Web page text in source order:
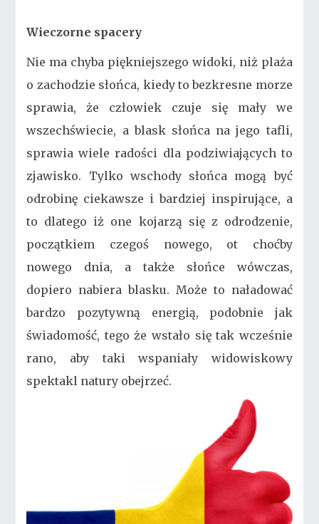
Wieczorne spacery
Nie ma chyba piękniejszego widoki, niż plaża
o zachodzie słońca, kiedy to bezkresne morze
sprawia, że człowiek czuje się mały we
wszechświecie, a blask słońca na jego tafli,
sprawia wiele radości dla podziwiających to
zjawisko. Tylko wschody słońca mogą być
odrobinę ciekawsze i bardziej inspirujące, a
to dlatego iż one kojarzą się z odrodzenie,
początkiem czegoś nowego, ot choćby
nowego dnia, a także słońce wówczas,
dopiero nabiera blasku. Może to naładować
bardzo pozytywną energią, podobnie jak
świadomość, tego że wstało się tak wcześnie
rano, aby taki wspaniały widowiskowy
spektakl natury obejrzeć.